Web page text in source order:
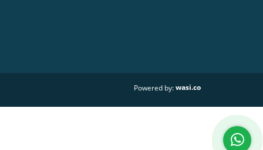
Powered by:wasi.co